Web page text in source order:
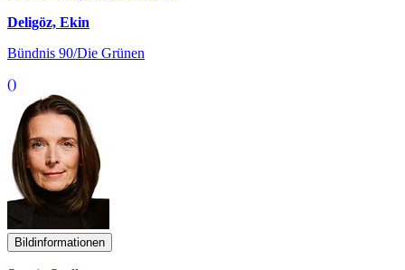
Deligöz, Ekin
Bündnis 90/Die Grünen
()
Bildinformationen